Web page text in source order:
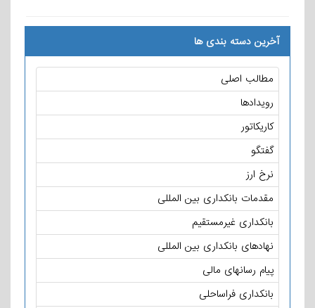
آخرین دسته بندی ها
مطالب اصلی
رویدادها
کاریکاتور
گفتگو
نرخ ارز
مقدمات بانکداری بین المللی
بانکداری غیرمستقیم
نهادهای بانکداری بین المللی
پیام رسانهای مالی
بانکداری فراساحلی